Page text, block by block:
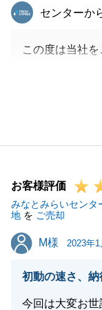
東急リバブル
センターか
この度は当社
りありがとう
無事にお引渡
てのことと感
よりお祈り申
今後とも引き
お客様評価
みなとみらいセンタ
地 を ご売却
M様
M様 2023年1
初動の速さ、
今回は大変お世